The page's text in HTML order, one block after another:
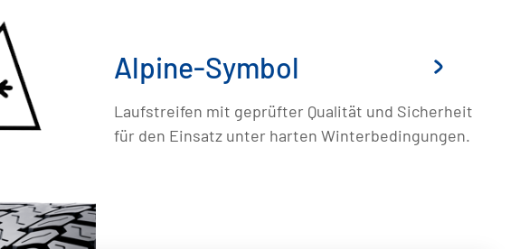
Alpine-Symbol
Laufstreifen mit geprüfter Qualität und Sicherheit
für den Einsatz unter harten Winterbedingungen.